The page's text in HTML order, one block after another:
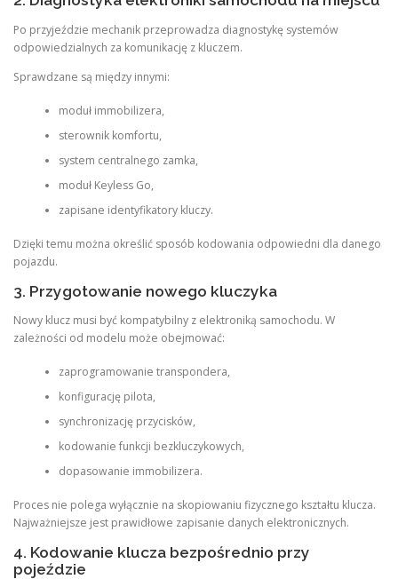
Po przyjeździe mechanik przeprowadza diagnostykę systemów
odpowiedzialnych za komunikację z kluczem.
Sprawdzane są między innymi:
moduł immobilizera,
sterownik komfortu,
system centralnego zamka,
moduł Keyless Go,
zapisane identyfikatory kluczy.
Dzięki temu można określić sposób kodowania odpowiedni dla danego
pojazdu.
3. Przygotowanie nowego kluczyka
Nowy klucz musi być kompatybilny z elektroniką samochodu. W
zależności od modelu może obejmować:
zaprogramowanie transpondera,
konfigurację pilota,
synchronizację przycisków,
kodowanie funkcji bezkluczykowych,
dopasowanie immobilizera.
Proces nie polega wyłącznie na skopiowaniu fizycznego kształtu klucza.
Najważniejsze jest prawidłowe zapisanie danych elektronicznych.
4. Kodowanie klucza bezpośrednio przy
pojeździe